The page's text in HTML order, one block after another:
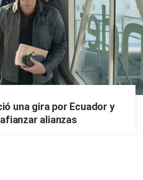
una gira por Ecuador y
alianzas